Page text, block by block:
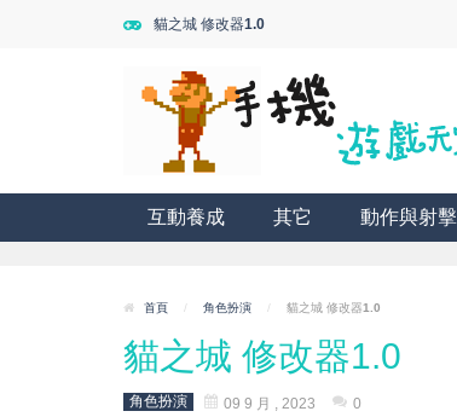
貓之城 修改器1.0
互動養成 其它 動作與射擊
首頁 / 角色扮演 / 貓之城 修改器1.0
貓之城 修改器1.0
角色扮演 09 9 月 , 2023 0